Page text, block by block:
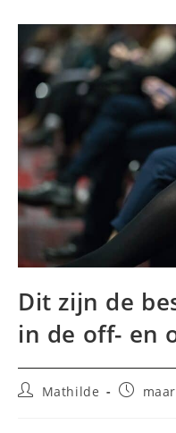
Dit zijn de
in de off- en
BerichtMathilde
Bericht